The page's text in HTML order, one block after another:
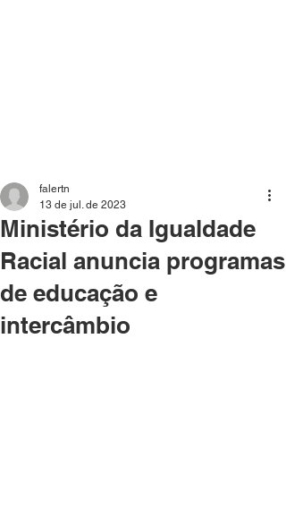
Ministério da Igualdade
Racial anuncia programas
de educação e
intercâmbio
falertn
13 de jul. de 2023